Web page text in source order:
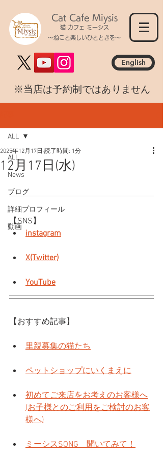
Cat Cafe Miysis
猫 カフェ ミーシス
～ねこと楽しいひとときを～
English
​※当店は予約制ではありません
ALL
News
ブログ
詳細プロフィール
動画
ALL
12月17日(水)
2025年12月17日 読了時間: 1分
【SNS】
instagram
X(Twitter)
YouTube
【おすすめ記事】
里親募集の猫たち
ペットショップにいくまえに
初めてご来店をお考えのお客様へ
(お子様とのご利用をご検討のお客
様へ)
ミーシスSONG　聞いてみて！